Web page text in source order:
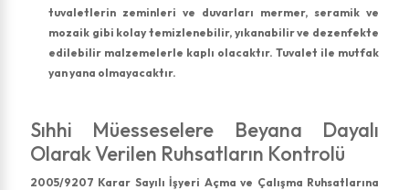
tuvaletlerin zeminleri ve duvarları mermer, seramik ve
mozaik gibi kolay temizlenebilir, yıkanabilir ve dezenfekte
edilebilir malzemelerle kaplı olacaktır. Tuvalet ile mutfak
yan yana olmayacaktır.
Sıhhi Müesseselere Beyana Dayalı
Olarak Verilen Ruhsatların Kontrolü
2005/9207 Karar Sayılı İşyeri Açma ve Çalışma Ruhsatlarına